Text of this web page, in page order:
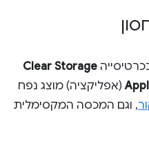
Clear Storage
(אפליקציה) מוצג נפח
, וגם המכסה המקסימלית